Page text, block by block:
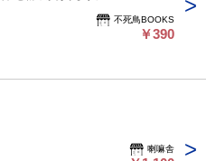
不死鳥BOOKS
￥390
喇嘛舎